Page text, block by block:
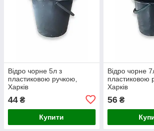
Відро чорне 5л з
пластиковою ручкою,
Харків
44 ₴
Купити
Відро чорне
пластиковою
Харків
56₴